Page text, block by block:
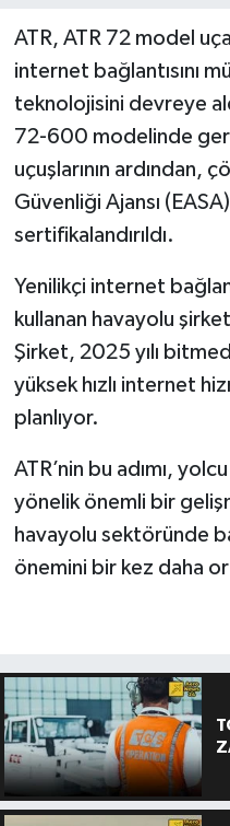
ATR, ATR 72 model
internet bağlantısını
teknolojisini devreye
72-600 modelinde
uçuşlarının ardından,
Güvenliği Ajansı
sertifikalandırıldı.
Yenilikçi internet
kullanan havayolu
Şirket, 2025 yılı
yüksek hızlı internet
planlıyor.
ATR’nin bu adımı,
yönelik önemli bir
havayolu sektöründe
önemini bir kez daha